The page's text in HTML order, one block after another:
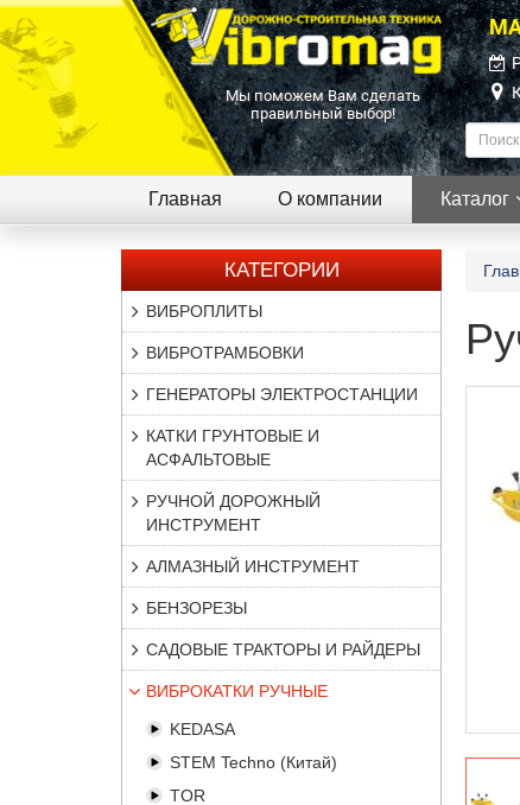
Мы поможем Вам сделать
правильный выбор!
Главная О компании Каталог
КАТЕГОРИИ
ВИБРОПЛИТЫ
ВИБРОТРАМБОВКИ
ГЕНЕРАТОРЫ ЭЛЕКТРОСТАНЦИИ
КАТКИ ГРУНТОВЫЕ И
АСФАЛЬТОВЫЕ
РУЧНОЙ ДОРОЖНЫЙ
ИНСТРУМЕНТ
АЛМАЗНЫЙ ИНСТРУМЕНТ
БЕНЗОРЕЗЫ
САДОВЫЕ ТРАКТОРЫ И РАЙДЕРЫ
ВИБРОКАТКИ РУЧНЫЕ
KEDASA
STEM Techno (Китай)
TOR